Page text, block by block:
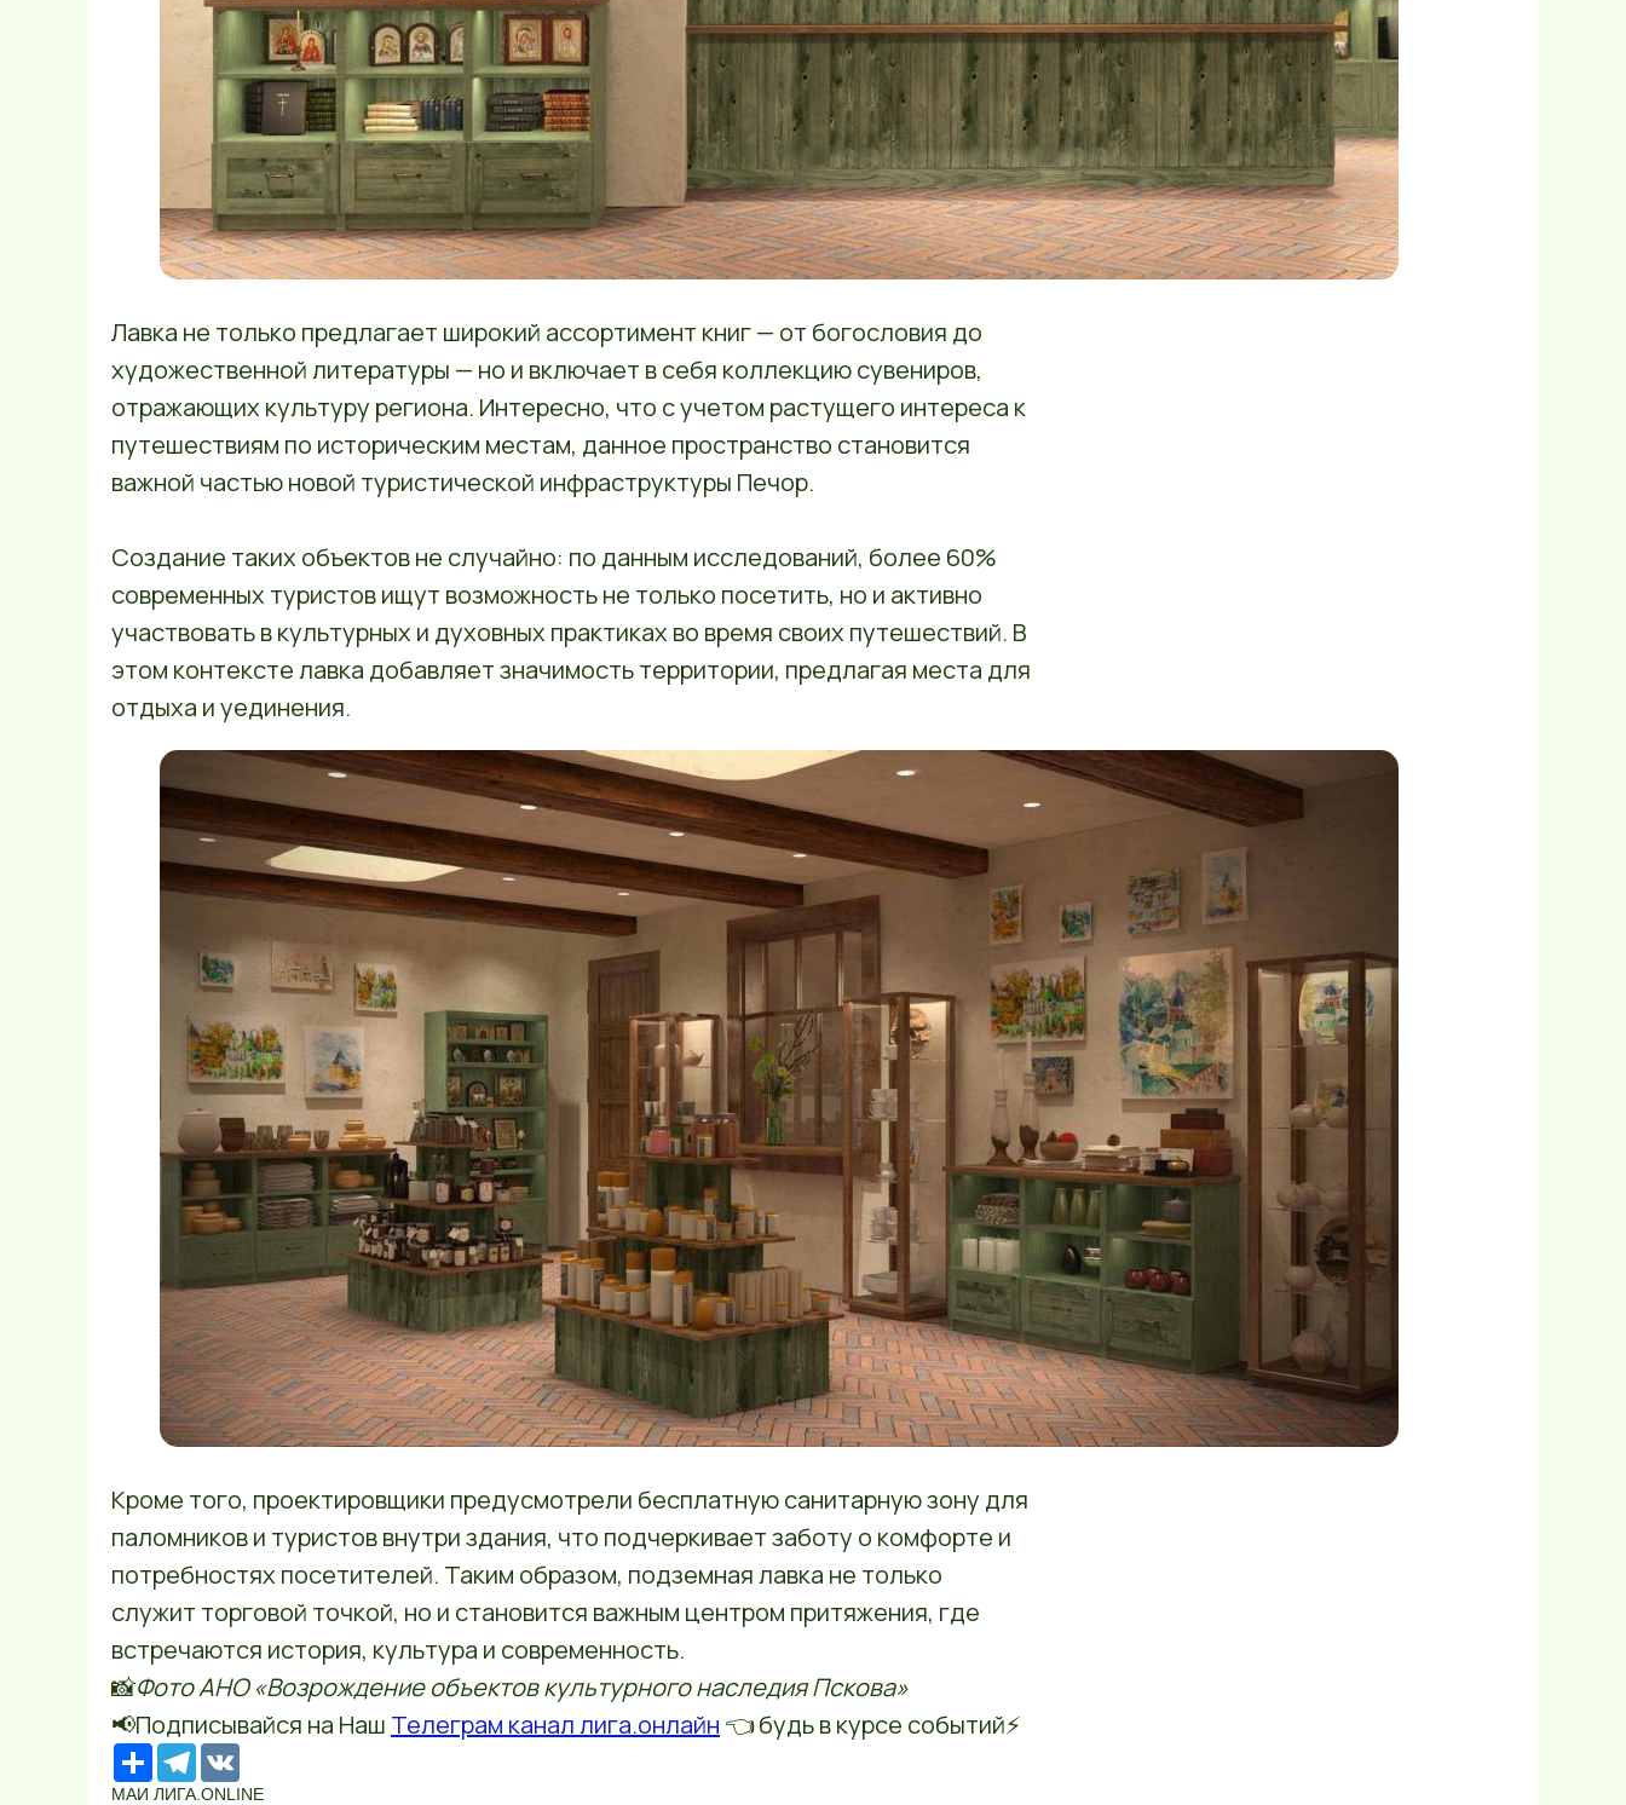
Лавка не только предлагает широкий ассортимент книг — от богословия до
художественной литературы — но и включает в себя коллекцию сувениров,
отражающих культуру региона. Интересно, что с учетом растущего интереса к
путешествиям по историческим местам, данное пространство становится
важной частью новой туристической инфраструктуры Печор.
Создание таких объектов не случайно: по данным исследований, более 60%
современных туристов ищут возможность не только посетить, но и активно
участвовать в культурных и духовных практиках во время своих путешествий. В
этом контексте лавка добавляет значимость территории, предлагая места для
отдыха и уединения.
Кроме того, проектировщики предусмотрели бесплатную санитарную зону для
паломников и туристов внутри здания, что подчеркивает заботу о комфорте и
потребностях посетителей. Таким образом, подземная лавка не только
служит торговой точкой, но и становится важным центром притяжения, где
встречаются история, культура и современность.
📸Фото АНО «Возрождение объектов культурного наследия Пскова»
📢Подписывайся на Наш Телеграм канал лига.онлайн 👈 будь в курсе событий⚡️
РесурсTelegram
МАИ ЛИГА.ONLINE